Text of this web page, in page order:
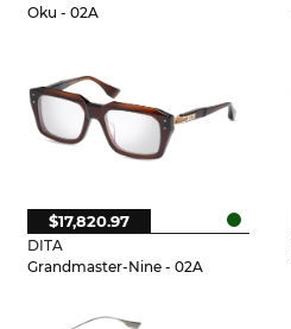
Oku - 02A
DITA
Grandmaster-Nine - 02A
$17,820.97